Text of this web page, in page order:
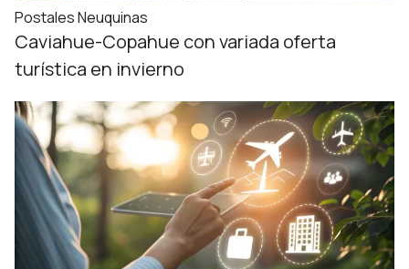
Postales Neuquinas
Caviahue-Copahue con variada oferta
turística en invierno